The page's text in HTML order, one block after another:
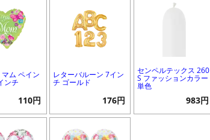
ム ペイン
ンチ
110円
レターバルーン 7イン
チ ゴールド
176円
センペルテックス 260
S ファッションカラー
単色
983円